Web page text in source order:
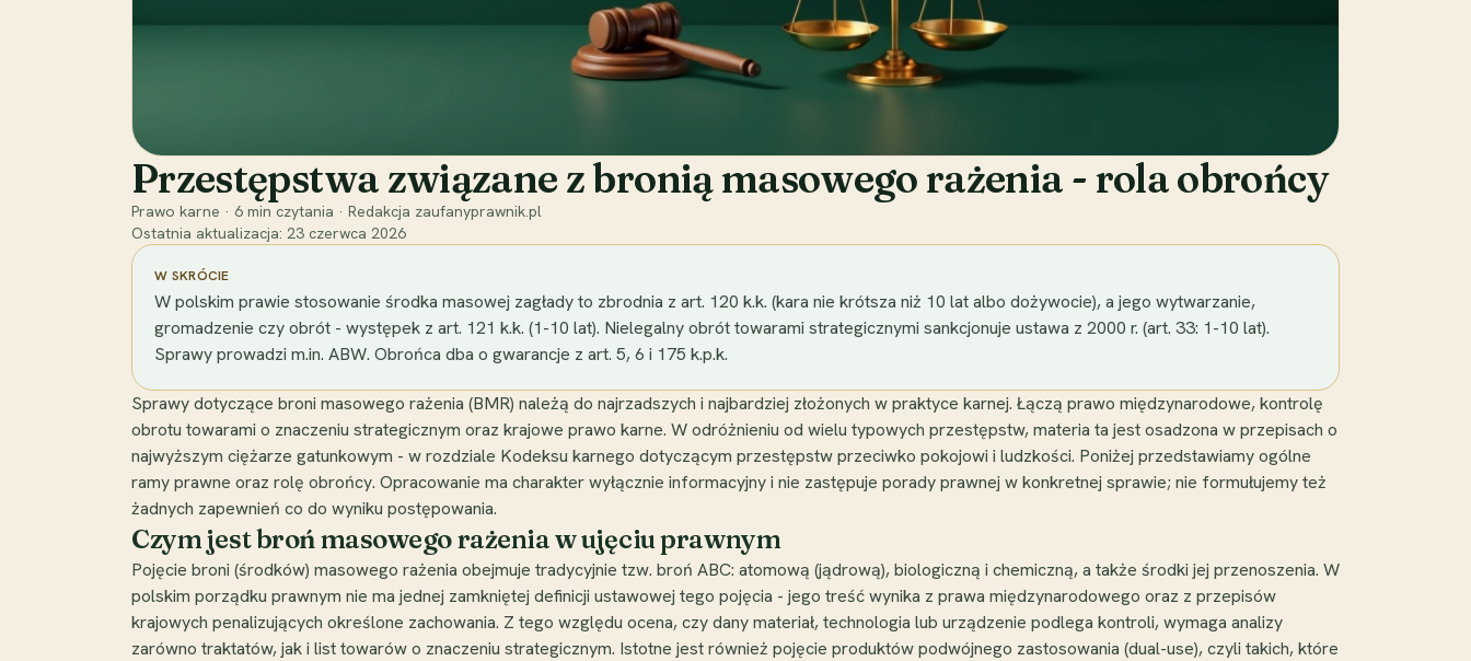
Przestępstwa związane z bronią masowego rażenia - rola obrońcy
Prawo karne · 6 min czytania · Redakcja zaufanyprawnik.pl
Ostatnia aktualizacja: 23 czerwca 2026
W SKRÓCIE
W polskim prawie stosowanie środka masowej zagłady to zbrodnia z art. 120 k.k. (kara nie krótsza niż 10 lat albo dożywocie), a jego wytwarzanie,
gromadzenie czy obrót - występek z art. 121 k.k. (1-10 lat). Nielegalny obrót towarami strategicznymi sankcjonuje ustawa z 2000 r. (art. 33: 1-10 lat).
Sprawy prowadzi m.in. ABW. Obrońca dba o gwarancje z art. 5, 6 i 175 k.p.k.
Sprawy dotyczące broni masowego rażenia (BMR) należą do najrzadszych i najbardziej złożonych w praktyce karnej. Łączą prawo międzynarodowe, kontrolę
obrotu towarami o znaczeniu strategicznym oraz krajowe prawo karne. W odróżnieniu od wielu typowych przestępstw, materia ta jest osadzona w przepisach o
najwyższym ciężarze gatunkowym - w rozdziale Kodeksu karnego dotyczącym przestępstw przeciwko pokojowi i ludzkości. Poniżej przedstawiamy ogólne
ramy prawne oraz rolę obrońcy. Opracowanie ma charakter wyłącznie informacyjny i nie zastępuje porady prawnej w konkretnej sprawie; nie formułujemy też
żadnych zapewnień co do wyniku postępowania.
Czym jest broń masowego rażenia w ujęciu prawnym
Pojęcie broni (środków) masowego rażenia obejmuje tradycyjnie tzw. broń ABC: atomową (jądrową), biologiczną i chemiczną, a także środki jej przenoszenia. W
polskim porządku prawnym nie ma jednej zamkniętej definicji ustawowej tego pojęcia - jego treść wynika z prawa międzynarodowego oraz z przepisów
krajowych penalizujących określone zachowania. Z tego względu ocena, czy dany materiał, technologia lub urządzenie podlega kontroli, wymaga analizy
zarówno traktatów, jak i list towarów o znaczeniu strategicznym. Istotne jest również pojęcie produktów podwójnego zastosowania (dual-use), czyli takich, które